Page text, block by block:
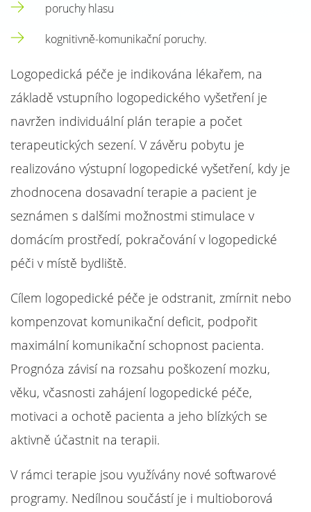
poruchy hlasu
kognitivně-komunikační poruchy.
Logopedická péče je indikována lékařem, na
základě vstupního logopedického vyšetření je
navržen individuální plán terapie a počet
terapeutických sezení. V závěru pobytu je
realizováno výstupní logopedické vyšetření, kdy je
zhodnocena dosavadní terapie a pacient je
seznámen s dalšími možnostmi stimulace v
domácím prostředí, pokračování v logopedické
péči v místě bydliště.
Cílem logopedické péče je odstranit, zmírnit nebo
kompenzovat komunikační deficit, podpořit
maximální komunikační schopnost pacienta.
Prognóza závisí na rozsahu poškození mozku,
věku, včasnosti zahájení logopedické péče,
motivaci a ochotě pacienta a jeho blízkých se
aktivně účastnit na terapii.
V rámci terapie jsou využívány nové softwarové
programy. Nedílnou součástí je i multioborová